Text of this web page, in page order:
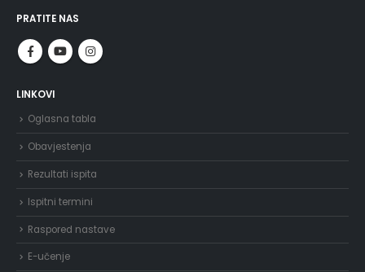
PRATITE NAS
LINKOVI
Oglasna tabla
Obavjestenja
Rezultati ispita
Ispitni termini
Raspored nastave
E-učenje